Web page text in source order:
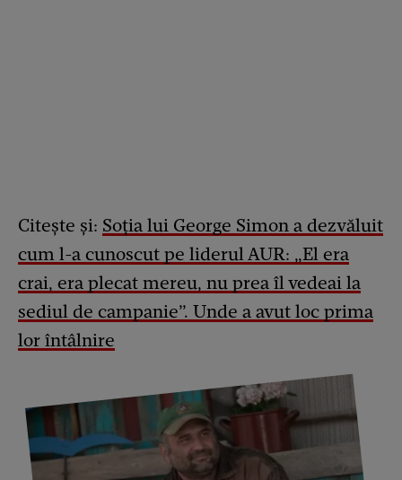
Citește și: Soția lui George Simon a dezvăluit
cum l-a cunoscut pe liderul AUR: „El era
crai, era plecat mereu, nu prea îl vedeai la
sediul de campanie”. Unde a avut loc prima
lor întâlnire